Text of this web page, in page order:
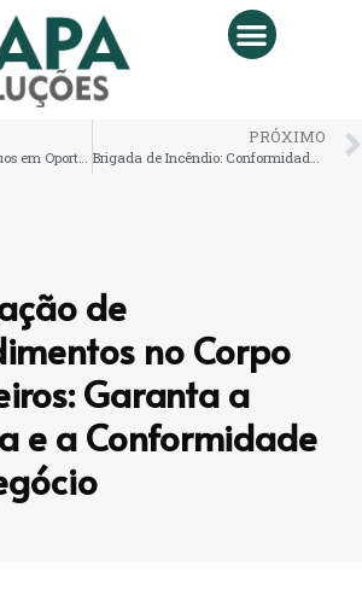
Transformando Resíduos em Oportunidades: A Importância da Gestão de Sólidos
PRÓXIMO
Brigada de Incêndio: Conformidade NR 23 e Primeiros Socorros
de
no Corpo
Garanta a
e a Conformidade